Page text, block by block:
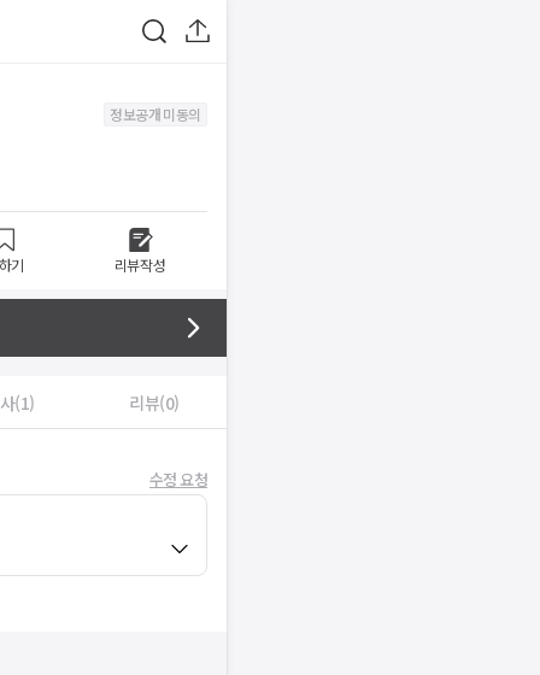
정보공개 미동의
기 리뷰작성
(1) 리뷰(0)
수정 요청